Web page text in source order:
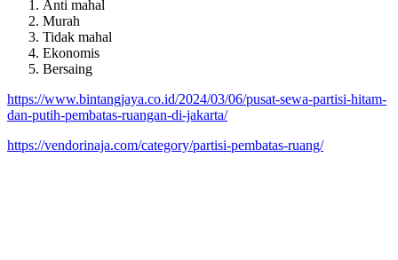
Anti mahal
Murah
Tidak mahal
Ekonomis
Bersaing
https://www.bintangjaya.co.id/2024/03/06/pusat-sewa-partisi-hitam-
dan-putih-pembatas-ruangan-di-jakarta/
https://vendorinaja.com/category/partisi-pembatas-ruang/